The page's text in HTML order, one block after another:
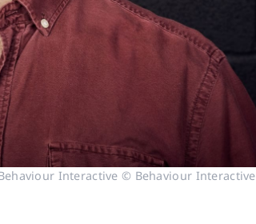
Interactive © Behaviour Interactive